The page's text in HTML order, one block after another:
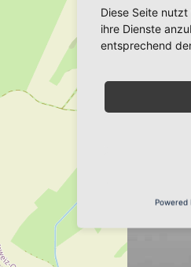
Diese Seite
ihre Dienste
entsprechend
Powered